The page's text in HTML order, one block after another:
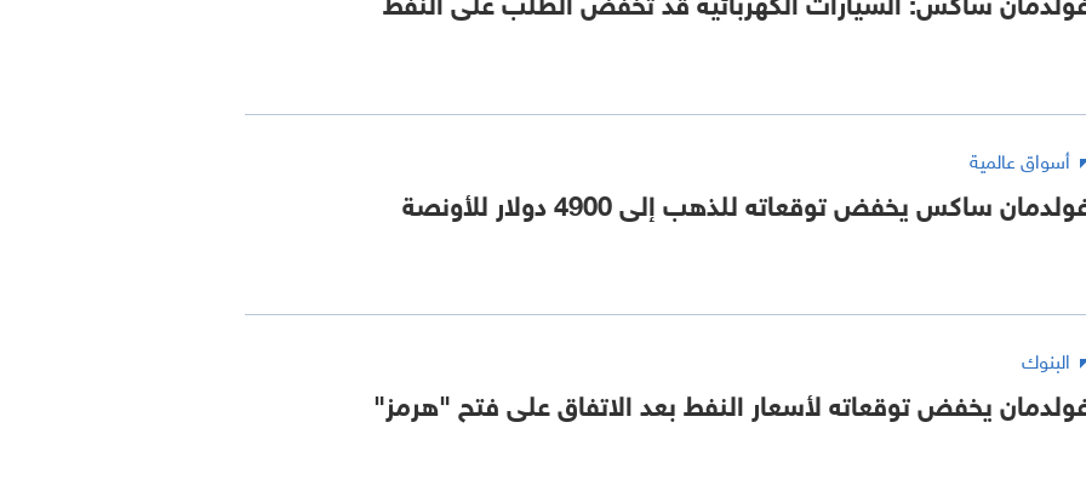
أسواق عالمية
ساكس يخفض توقعاته للذهب إلى 4900 دولار للأونصة
البنوك
يخفض توقعاته لأسعار النفط بعد الاتفاق على فتح "هرمز"